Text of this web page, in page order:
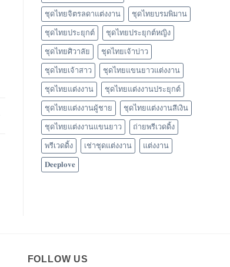
ชุดไทยจิตรลดาแต่งงาน ชุดไทยบรมพิมาน
ชุดไทยประยุกต์ ชุดไทยประยุกต์หญิง
ชุดไทยศิวาลัย ชุดไทยเจ้าบ่าว
ชุดไทยเจ้าสาว ชุดไทยแขนยาวแต่งงาน
ชุดไทยแต่งงาน ชุดไทยแต่งงานประยุกต์
ชุดไทยแต่งงานผู้ชาย ชุดไทยแต่งงานสีเงิน
ชุดไทยแต่งงานแขนยาว ถ่ายพรีเวดดิ้ง
พรีเวดดิ้ง เช่าชุดแต่งงาน แต่งงาน
𝐃𝐞𝐞𝐩𝐥𝐨𝐯𝐞
FOLLOW US